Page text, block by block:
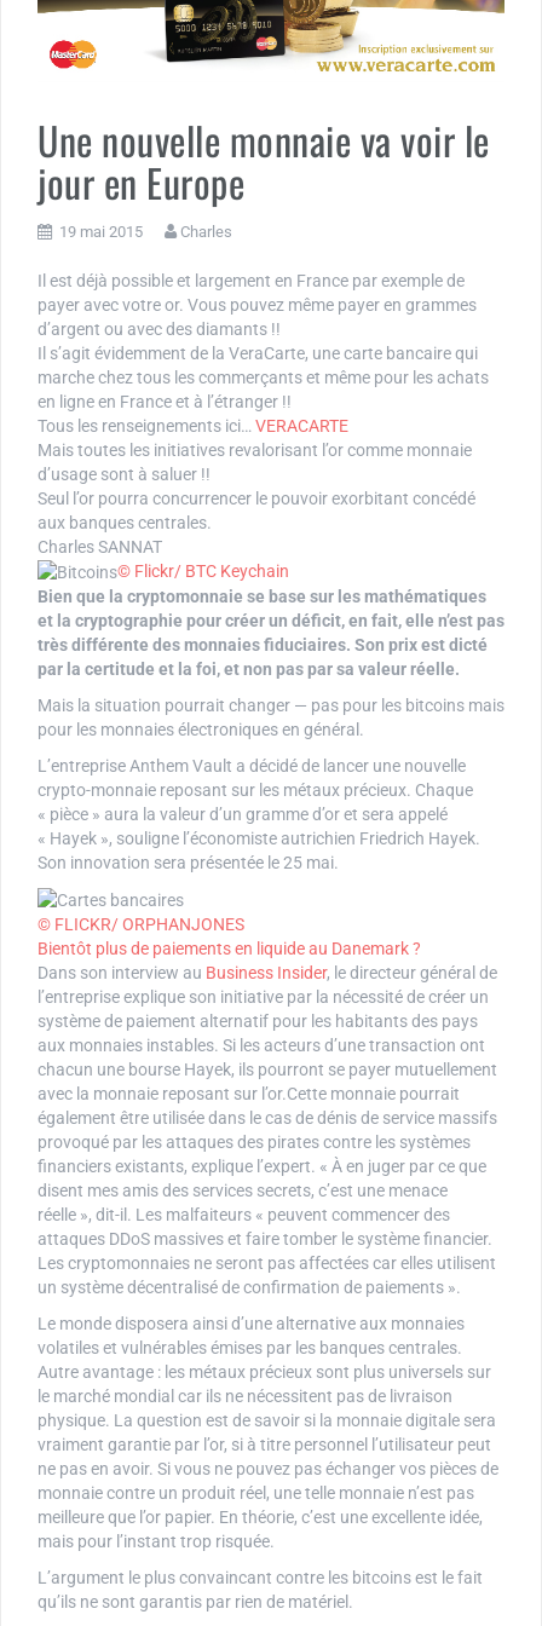
Une nouvelle monnaie va voir le
jour en Europe
19 mai 2015 Charles
Il est déjà possible et largement en France par exemple de
payer avec votre or. Vous pouvez même payer en grammes
d’argent ou avec des diamants !!
Il s’agit évidemment de la VeraCarte, une carte bancaire qui
marche chez tous les commerçants et même pour les achats
en ligne en France et à l’étranger !!
Tous les renseignements ici… VERACARTE
Mais toutes les initiatives revalorisant l’or comme monnaie
d’usage sont à saluer !!
Seul l’or pourra concurrencer le pouvoir exorbitant concédé
aux banques centrales.
Charles SANNAT
© Flickr/ BTC Keychain
Bien que la cryptomonnaie se base sur les mathématiques
et la cryptographie pour créer un déficit, en fait, elle n’est pas
très différente des monnaies fiduciaires. Son prix est dicté
par la certitude et la foi, et non pas par sa valeur réelle.
Mais la situation pourrait changer — pas pour les bitcoins mais
pour les monnaies électroniques en général.
L’entreprise Anthem Vault a décidé de lancer une nouvelle
crypto-monnaie reposant sur les métaux précieux. Chaque
« pièce » aura la valeur d’un gramme d’or et sera appelé
« Hayek », souligne l’économiste autrichien Friedrich Hayek.
Son innovation sera présentée le 25 mai.
© FLICKR/ ORPHANJONES
Bientôt plus de paiements en liquide au Danemark ?
Dans son interview au Business Insider, le directeur général de
l’entreprise explique son initiative par la nécessité de créer un
système de paiement alternatif pour les habitants des pays
aux monnaies instables. Si les acteurs d’une transaction ont
chacun une bourse Hayek, ils pourront se payer mutuellement
avec la monnaie reposant sur l’or.Cette monnaie pourrait
également être utilisée dans le cas de dénis de service massifs
provoqué par les attaques des pirates contre les systèmes
financiers existants, explique l’expert. « À en juger par ce que
disent mes amis des services secrets, c’est une menace
réelle », dit-il. Les malfaiteurs « peuvent commencer des
attaques DDoS massives et faire tomber le système financier.
Les cryptomonnaies ne seront pas affectées car elles utilisent
un système décentralisé de confirmation de paiements ».
Le monde disposera ainsi d’une alternative aux monnaies
volatiles et vulnérables émises par les banques centrales.
Autre avantage : les métaux précieux sont plus universels sur
le marché mondial car ils ne nécessitent pas de livraison
physique. La question est de savoir si la monnaie digitale sera
vraiment garantie par l’or, si à titre personnel l’utilisateur peut
ne pas en avoir. Si vous ne pouvez pas échanger vos pièces de
monnaie contre un produit réel, une telle monnaie n’est pas
meilleure que l’or papier. En théorie, c’est une excellente idée,
mais pour l’instant trop risquée.
L’argument le plus convaincant contre les bitcoins est le fait
qu’ils ne sont garantis par rien de matériel.